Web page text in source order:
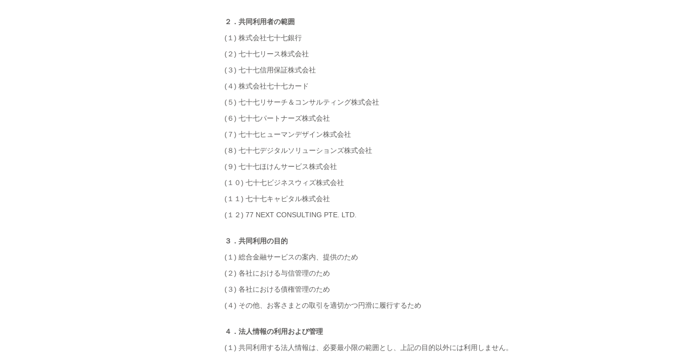
２．共同利用者の範囲
(１) 株式会社七十七銀行
(２) 七十七リース株式会社
(３) 七十七信用保証株式会社
(４) 株式会社七十七カード
(５) 七十七リサーチ＆コンサルティング株式会社
(６) 七十七パートナーズ株式会社
(７) 七十七ヒューマンデザイン株式会社
(８) 七十七デジタルソリューションズ株式会社
(９) 七十七ほけんサービス株式会社
(１０) 七十七ビジネスウィズ株式会社
(１１) 七十七キャピタル株式会社
(１２) 77 NEXT CONSULTING PTE. LTD.
３．共同利用の目的
(１) 総合金融サービスの案内、提供のため
(２) 各社における与信管理のため
(３) 各社における債権管理のため
(４) その他、お客さまとの取引を適切かつ円滑に履行するため
４．法人情報の利用および管理
(１) 共同利用する法人情報は、必要最小限の範囲とし、上記の目的以外には利用しません。